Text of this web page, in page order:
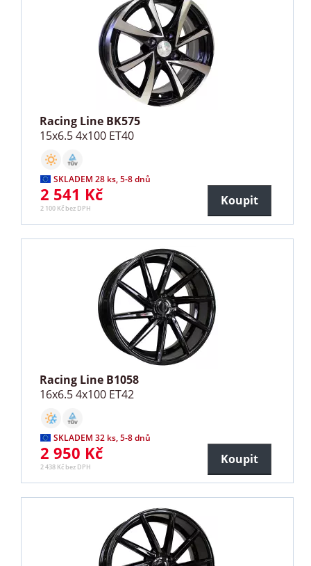
Racing Line BK575
15x6.5 4x100 ET40
SKLADEM 28 ks, 5-8 dnů
2 541 Kč
2 100 Kč bez DPH
Koupit
Racing Line B1058
16x6.5 4x100 ET42
SKLADEM 32 ks, 5-8 dnů
2 950 Kč
2 438 Kč bez DPH
Koupit